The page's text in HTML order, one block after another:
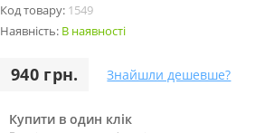
Код товару: 1549
Наявність: В наявності
940 грн. Знайшли дешевше?
Купити в один клік